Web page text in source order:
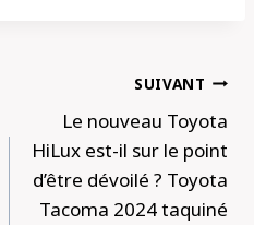
SUIVANT
Le nouveau Toyota
HiLux est-il sur le point
d’être dévoilé ? Toyota
Tacoma 2024 taquiné